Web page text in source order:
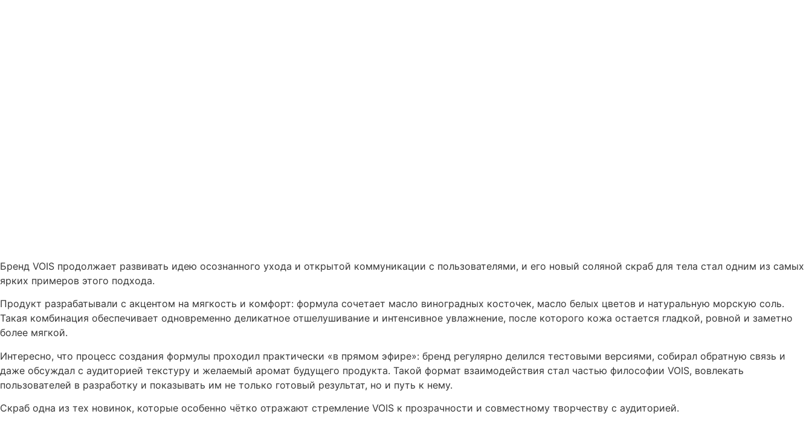
Бренд VOIS продолжает развивать идею осознанного ухода и открытой коммуникации с пользователями, и его новый соляной скраб для тела стал одним из самых
ярких примеров этого подхода.
Продукт разрабатывали с акцентом на мягкость и комфорт: формула сочетает масло виноградных косточек, масло белых цветов и натуральную морскую соль.
Такая комбинация обеспечивает одновременно деликатное отшелушивание и интенсивное увлажнение, после которого кожа остается гладкой, ровной и заметно
более мягкой.
Интересно, что процесс создания формулы проходил практически «в прямом эфире»: бренд регулярно делился тестовыми версиями, собирал обратную связь и
даже обсуждал с аудиторией текстуру и желаемый аромат будущего продукта. Такой формат взаимодействия стал частью философии VOIS, вовлекать
пользователей в разработку и показывать им не только готовый результат, но и путь к нему.
Скраб одна из тех новинок, которые особенно чётко отражают стремление VOIS к прозрачности и совместному творчеству с аудиторией.